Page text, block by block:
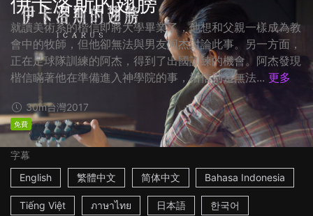
就讀美術系的楷信即將大學畢業了，他想和父親一樣成為教
會中的牧師，但他卻無法與男友阿杰討論此事。另一方面，
正在足球隊訓練的阿杰，得到了出國訓練的機會。阿杰發現
楷信瞞著他在準備進入神學院的事，楷信則是無法... 更多
30m台灣2017
免費
字幕
English
繁體中文 简体中文 Bahasa Indonesia
Tiếng Việt ภาษาไทย 日本語 한국어